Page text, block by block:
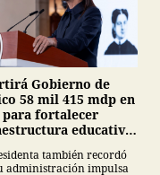
Gobierno de
58 mil 415 mdp en
para fortalecer
educativa:
también recordó
administración impulsa